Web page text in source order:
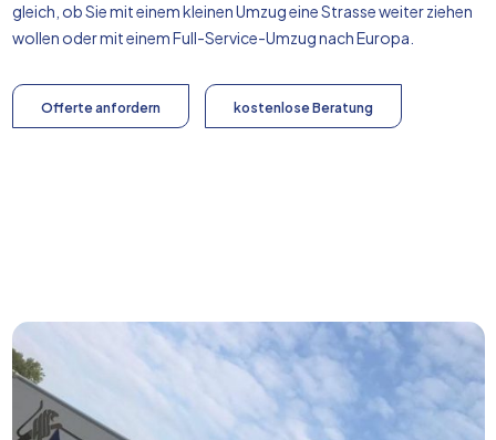
gleich, ob Sie mit einem kleinen Umzug eine Strasse weiter ziehen
wollen oder mit einem Full-Service-Umzug nachEuropa
Offerte anfordern kostenlose Beratung